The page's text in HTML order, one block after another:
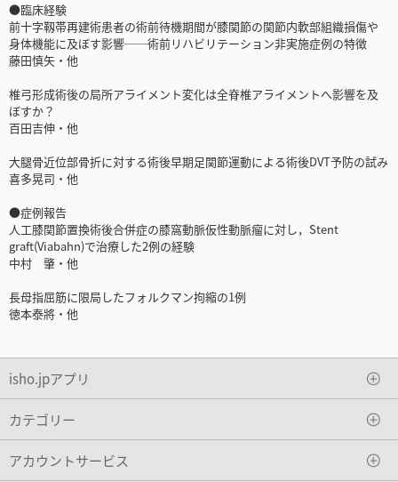
●臨床経験
前十字靱帯再建術患者の術前待機期間が膝関節の関節内軟部組織損傷や
身体機能に及ぼす影響──術前リハビリテーション非実施症例の特徴
藤田慎矢・他
椎弓形成術後の局所アライメント変化は全脊椎アライメントへ影響を及
ぼすか？
百田吉伸・他
大腿骨近位部骨折に対する術後早期足関節運動による術後DVT予防の試み
喜多晃司・他
●症例報告
人工膝関節置換術後合併症の膝窩動脈仮性動脈瘤に対し，Stent
graft(Viabahn)で治療した2例の経験
中村 肇・他
長母指屈筋に限局したフォルクマン拘縮の1例
徳本泰將・他
isho.jpアプリ
カテゴリー
アカウントサービス